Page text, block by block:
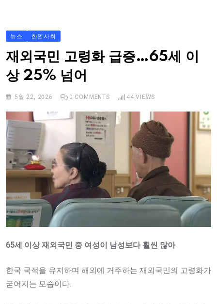
뉴스 한인사회
재외국민 고령화 급증…65세 이
상 25% 넘어
5월 22, 2026 0 COMMENTS 44 VIEWS
65세 이상 재외국민 중 여성이 남성보다 훨씬 많아
한국 국적을 유지하며 해외에 거주하는 재외국민의 고령화가
굳어지는 모습이다.